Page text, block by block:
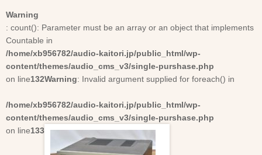
Warning
: count(): Parameter must be an array or an object that implements
Countable in
/home/xb956782/audio-kaitori.jp/public_html/wp-
content/themes/audio_cms_v3/single-purshase.php
on line132Warning: Invalid argument supplied for foreach() in
/home/xb956782/audio-kaitori.jp/public_html/wp-
content/themes/audio_cms_v3/single-purshase.php
on line133